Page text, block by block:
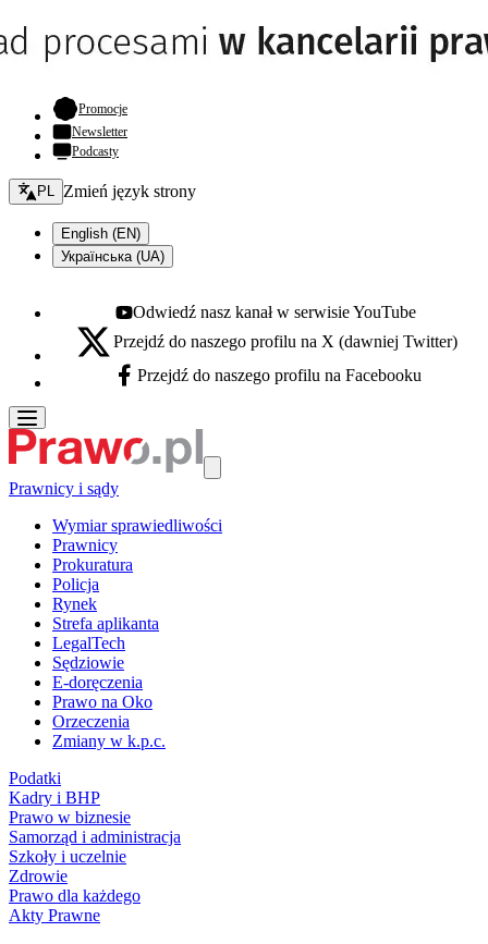
Promocje- otwiera się w nowej karcie
Newsletter
Podcasty
Zmień język - bieżący:
PL Zmień język strony
English (EN)
Українська (UA)
Youtube - otwiera się w nowej karcie
Odwiedź nasz kanał w serwisie YouTube
X - otwiera się w nowej karcie
Przejdź do naszego profilu na X (dawniej Twitter)
Facebook - otwiera się w nowej karcie
Przejdź do naszego profilu na Facebooku
Prawnicy i sądy
Wymiar sprawiedliwości
Prawnicy
Prokuratura
Policja
Rynek
Strefa aplikanta
LegalTech
Sędziowie
E-doręczenia
Prawo na Oko
Orzeczenia
Zmiany w k.p.c.
Podatki
Kadry i BHP
Prawo w biznesie
Samorząd i administracja
Szkoły i uczelnie
Zdrowie
Prawo dla każdego
Akty Prawne